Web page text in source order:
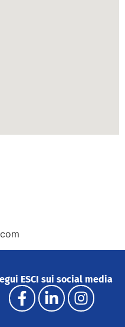
ESCI sui social media